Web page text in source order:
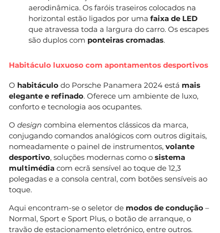
aerodinâmica. Os faróis traseiros colocados na
horizontal estão ligados por uma faixa de LED
que atravessa toda a largura do carro. Os escapes
são duplos com ponteiras cromadas.
Habitáculo luxuoso com apontamentos desportivos
O habitáculo do Porsche Panamera 2024 está mais
elegante e refinado. Oferece um ambiente de luxo,
conforto e tecnologia aos ocupantes.
O design combina elementos clássicos da marca,
conjugando comandos analógicos com outros digitais,
nomeadamente o painel de instrumentos, volante
desportivo, soluções modernas como o sistema
multimédia com ecrã sensível ao toque de 12,3
polegadas e a consola central, com botões sensíveis ao
toque.
Aqui encontram-se o seletor de modos de condução –
Normal, Sport e Sport Plus, o botão de arranque, o
travão de estacionamento eletrónico, entre outros.